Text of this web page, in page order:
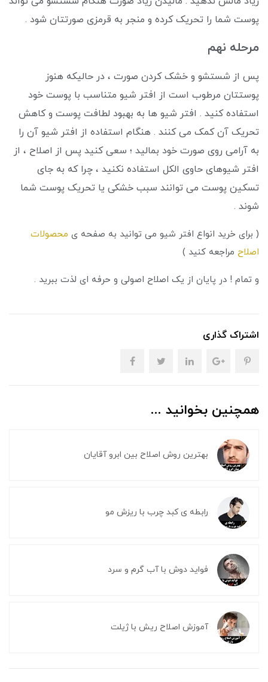
پوست شما را تحریک کرده و منجر به قرمزی صورتتان شود .
مرحله نهم
پس از شستشو و خشک کردن صورت ، در حالیکه هنوز
پوستتان مرطوب است از افتر شیو متناسب با پوست خود
استفاده کنید . افتر شیو ها به بهبود لطافت پوست و کاهش
تحریک آن کمک می کنند . هنگام استفاده از افتر شیو آن را
به آرامی روی صورت خود بمالید ؛ سعی کنید پس از اصلاح ، از
افتر شیوهای حاوی الکل استفاده نکنید ، چرا که به جای
تسکین پوست می توانند سبب خشکی یا تحریک پوست شما
شوند .
( برای خرید انواع افتر شیو می توانید به صفحه ی محصولات
اصلاح مراجعه کنید )
و تمام ! در پایان از یک اصلاح اصولی و حرفه ای لذت ببرید .
اشتراک گذاری
همچنین بخوانید ...
بهترین روش اصلاح بین ابرو آقایان
رابطه ی کبد چرب با ریزش مو
فواید دوش با آب گرم و سرد
آموزش اصلاح ریش با ژیلت